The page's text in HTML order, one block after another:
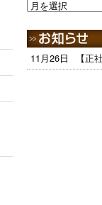
11月26日 【正